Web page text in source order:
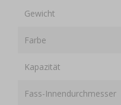
Gewicht
Farbe
Kapazität
Fass-Innendurchmesser